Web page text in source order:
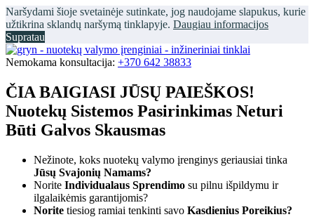
Naršydami šioje svetainėje sutinkate, jog naudojame slapukus, kurie
užtikrina sklandų naršymą tinklapyje. Daugiau informacijos
Supratau
Nemokama konsultacija: +370 642 38833
ČIA BAIGIASI JŪSŲ PAIEŠKOS!
Nuotekų Sistemos Pasirinkimas Neturi
Būti Galvos Skausmas
Nežinote, koks nuotekų valymo įrenginys geriausiai tinka
Jūsų Svajonių Namams?
Norite Individualaus Sprendimo su pilnu išpildymu ir
ilgalaikėmis garantijomis?
Norite tiesiog ramiai tenkinti savo Kasdienius Poreikius?